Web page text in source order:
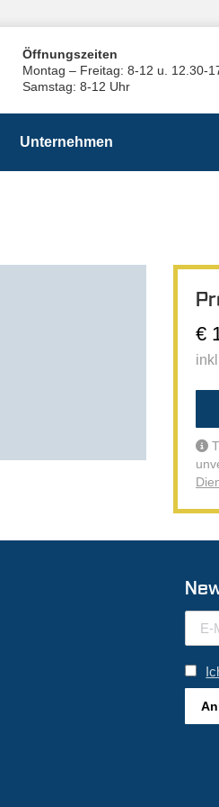
Öffnungszeiten
Montag – Freitag: 8-12 u. 12.30-
Samstag: 8-12 Uhr
Unternehmen
€